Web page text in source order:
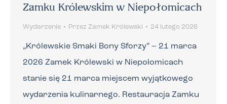
Zamku Królewskim w Niepołomicach
Wydarzenie Przez Zamek Królewski 24 lutego 2026
„Królewskie Smaki Bony Sforzy” – 21 marca
2026 Zamek Królewski w Niepołomicach
stanie się 21 marca miejscem wyjątkowego
wydarzenia kulinarnego. Restauracja Zamku